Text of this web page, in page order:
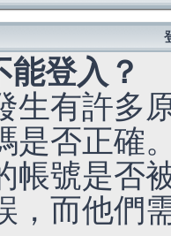
能登入？
生有許多
是否正確
帳號是否
，而他們